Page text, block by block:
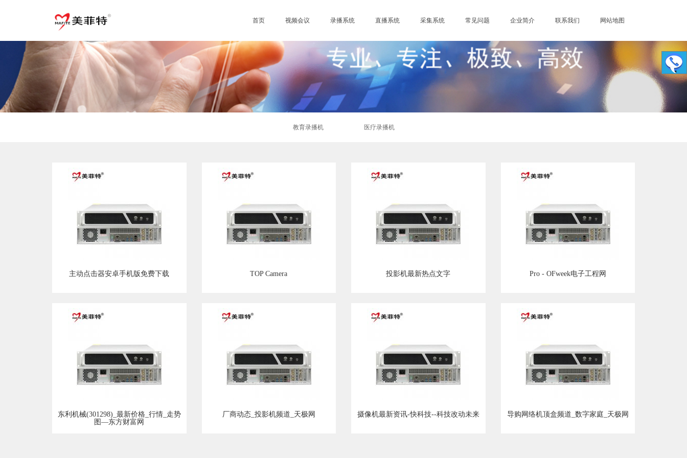
首页 视频会议 录播系统 直播系统 采集系统 常见问题 企业简介 联系我们 网站地图
教育录播机 医疗录播机
主动点击器安卓手机版免费下载 TOP Camera 投影机最新热点文字 Pro - OFweek电子工程网
东利机械(301298)_最新价格_行情_走势
图—东方财富网
厂商动态_投影机频道_天极网 摄像机最新资讯-快科技--科技改动未来 导购网络机顶盒频道_数字家庭_天极网